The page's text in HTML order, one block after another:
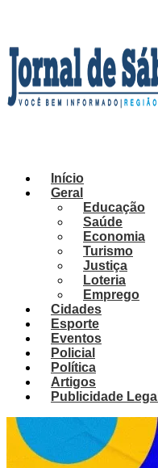
conteúdo
Início
Geral
Educação
Saúde
Economia
Turismo
Justiça
Loteria
Emprego
Cidades
Esporte
Eventos
Policial
Política
Artigos
Publicidade Legal